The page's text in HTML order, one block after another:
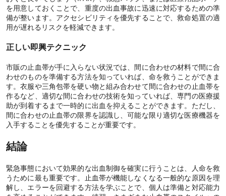
を用意しておくことで、重度の出血事故に迅速に対応するための準
備が整います。アクセシビリティを優先することで、救命処置の適
用が遅れるリスクを軽減できます。
正しい即興テクニック
市販の止血帯が手に入らない状況では、間に合わせの材料で間に合
わせのものを準備する方法を知っていれば、命を救うことができま
す。衣服や三角包帯を硬い物と組み合わせて間に合わせの止血帯を
作るなど、適切な間に合わせの技術を知っていれば、専門の医療援
助が到着するまで一時的に出血を抑えることができます。ただし、
間に合わせの止血帯の限界を認識し、可能な限り適切な医療機器を
入手することを優先することが重要です。
結論
緊急事態において効果的な出血制御を確実に行うことは、人命を救
うために最も重要です。止血帯が機能しなくなる一般的な原因を理
解し、エラーを回避する方法を学ぶことで、個人は準備と対応能力